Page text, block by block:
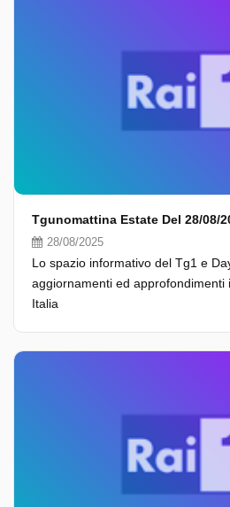
Tgunomattina Estate Del 28/08/
28/08/2025
Lo spazio informativo del Tg1 e
aggiornamenti ed approfondimenti
Italia